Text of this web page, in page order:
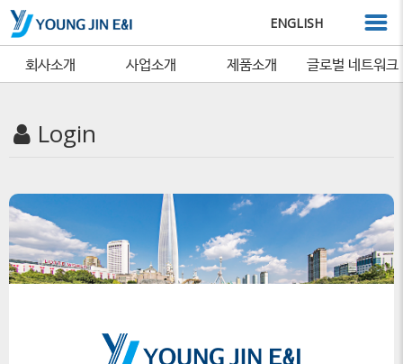
ENGLISH
회사소개 사업소개 제품소개 글로벌 네트워크
Login